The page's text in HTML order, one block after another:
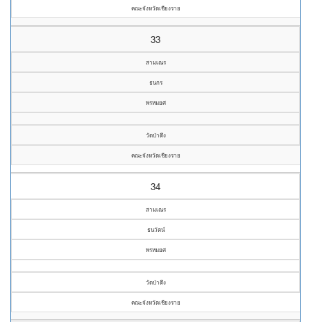
คณะจังหวัดเชียงราย
33
สามเณร
ธนกร
พรหมยศ
วัดป่าตึง
คณะจังหวัดเชียงราย
34
สามเณร
ธนวัตน์
พรหมยศ
วัดป่าตึง
คณะจังหวัดเชียงราย